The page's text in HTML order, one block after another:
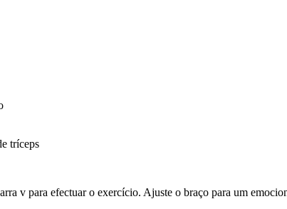
tríceps
v para efectuar o exercício. Ajuste o braço para um